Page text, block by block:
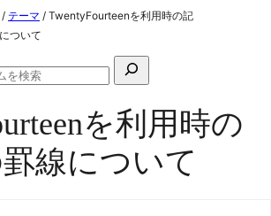
/ テーマ / TwentyFourteenを利用時の記
ついて
フ
ォ
ー
ラ
ム
の
を利用時の
線について